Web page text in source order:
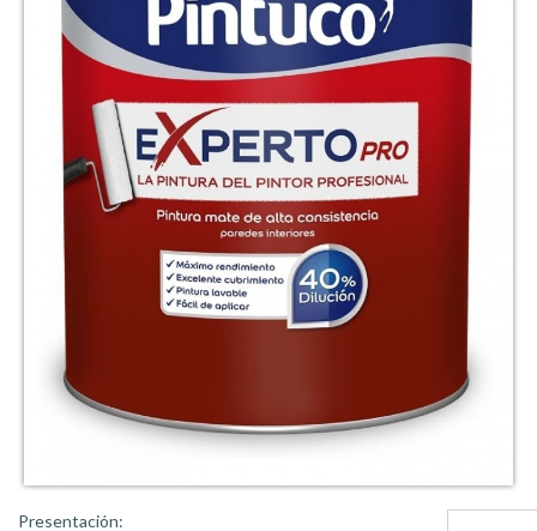
Presentación: